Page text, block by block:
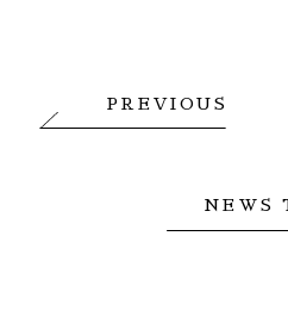
PREVIOUS
NEWS